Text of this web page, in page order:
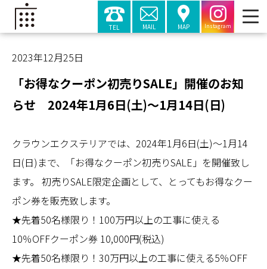
TEL MAIL MAP Instagram
2023年12月25日
「お得なクーポン初売りSALE」開催のお知
らせ 2024年1月6日(土)～1月14日(日)
クラウンエクステリアでは、2024年1月6日(土)～1月14
日(日)まで、「お得なクーポン初売りSALE」を開催致し
ます。 初売りSALE限定企画として、とってもお得なクー
ポン券を販売致します。
★先着50名様限り！100万円以上の工事に使える
10％OFFクーポン券 10,000円(税込)
★先着50名様限り！30万円以上の工事に使える5％OFF